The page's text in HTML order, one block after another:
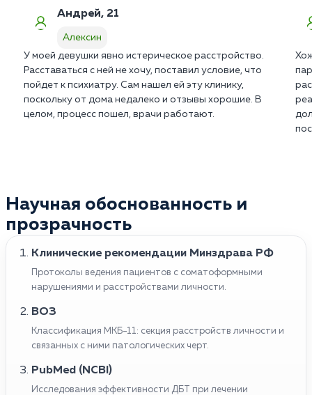
Андрей, 21
Алексин
У моей девушки явно истерическое расстройство.
Расставаться с ней не хочу, поставил условие, что
пойдет к психиатру. Сам нашел ей эту клинику,
поскольку от дома недалеко и отзывы хорошие. В
целом, процесс пошел, врачи работают.
Научная обоснованность и
прозрачность
Клинические рекомендации Минздрава РФ
Протоколы ведения пациентов с соматоформными
нарушениями и расстройствами личности.
ВОЗ
Классификация МКБ-11: секция расстройств личности и
связанных с ними патологических черт.
PubMed (NCBI)
Исследования эффективности ДБТ при лечении